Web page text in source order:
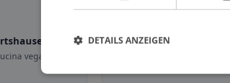
vegana
🥕
Vegetariano in
DETAILS ANZEIGEN